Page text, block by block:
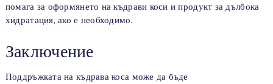
помага за оформянето на къдрави коси и продукт за дълбока
хидратация, ако е необходимо.
Заключение
Поддръжката на къдрава коса може да бъде